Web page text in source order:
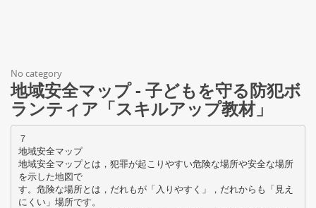
No category
地域安全マップ - 子どもを守る防犯ボ
ランティア「スキルアップ教材」
７
地域安全マップ
地域安全マップとは，犯罪が起こりやすい危険な場所や安全な場所
を示した地図で
す。危険な場所とは，だれもが「入りやすく」，だれからも「見え
にくい」場所です。